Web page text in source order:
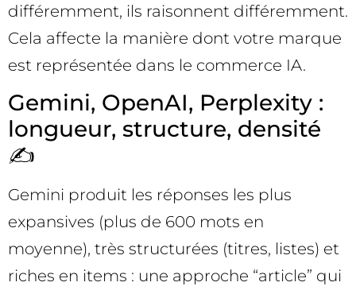
différemment, ils raisonnent différemment.
Cela affecte la manière dont votre marque
est représentée dans le commerce IA.
Gemini, OpenAI, Perplexity :
longueur, structure, densité
✍️
Gemini produit les réponses les plus
expansives (plus de 600 mots en
moyenne), très structurées (titres, listes) et
riches en items : une approche “article” qui